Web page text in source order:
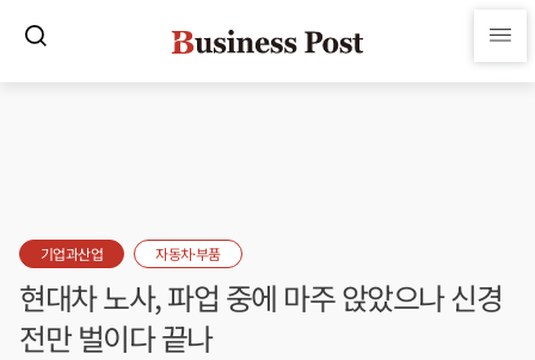
기업과산업 자동차·부품
현대차 노사, 파업 중에 마주 앉았으나 신경
전만 벌이다 끝나